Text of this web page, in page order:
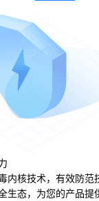
内核技术，有效防范
生态，为您的产品提